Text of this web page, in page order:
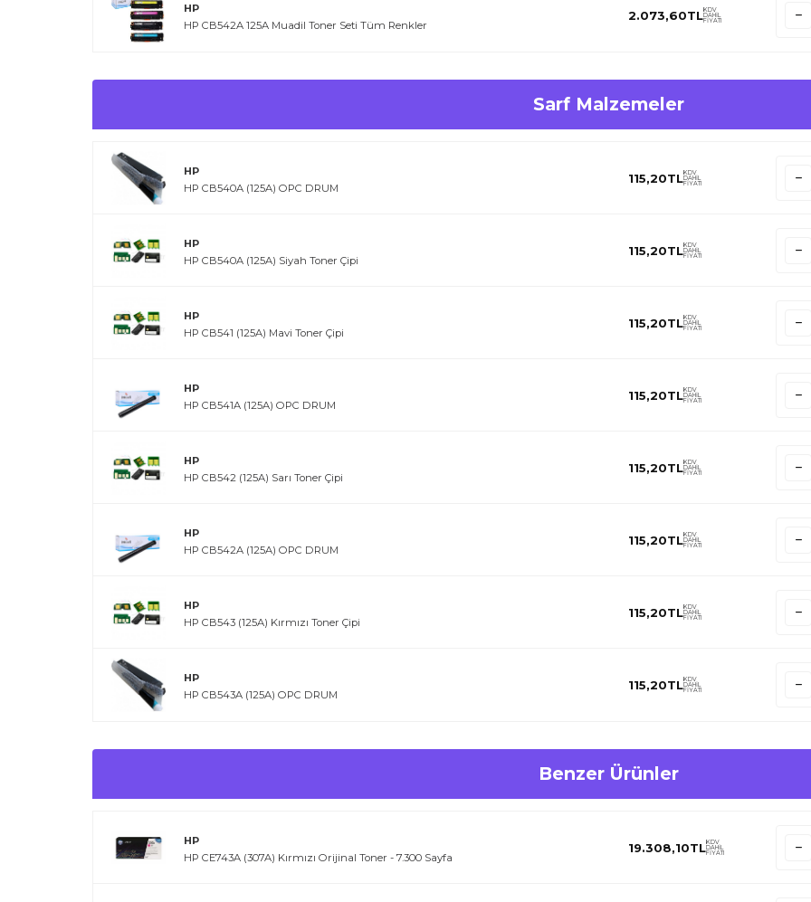
HP
HP CB542A 125A Muadil Toner Seti Tüm Renkler
2.073,60TLKDV
DAHİL
FİYATI
Sarf Malzemeler
HP
HP CB540A (125A) OPC DRUM
115,20TLKDV
DAHİL
FİYATI
HP
HP CB540A (125A) Siyah Toner Çipi
115,20TLKDV
DAHİL
FİYATI
HP
HP CB541 (125A) Mavi Toner Çipi
115,20TLKDV
DAHİL
FİYATI
HP
HP CB541A (125A) OPC DRUM
115,20TLKDV
DAHİL
FİYATI
HP
HP CB542 (125A) Sarı Toner Çipi
115,20TLKDV
DAHİL
FİYATI
HP
HP CB542A (125A) OPC DRUM
115,20TLKDV
DAHİL
FİYATI
HP
HP CB543 (125A) Kırmızı Toner Çipi
115,20TLKDV
DAHİL
FİYATI
HP
HP CB543A (125A) OPC DRUM
115,20TLKDV
DAHİL
FİYATI
Benzer Ürünler
HP
HP CE743A (307A) Kırmızı Orijinal Toner - 7.300 Sayfa
19.308,10TLKDV
DAHİL
FİYATI